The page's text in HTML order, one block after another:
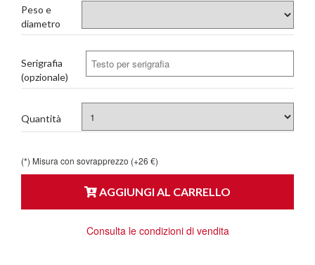
Peso e
diametro
Serigrafia
(opzionale)
Quantità
(*) Misura con sovrapprezzo (+26 €)
AGGIUNGI AL CARRELLO
Consulta le condizioni di vendita